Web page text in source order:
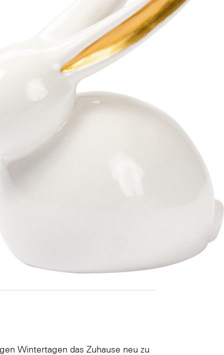
Wintertagen das Zuhause neu zu